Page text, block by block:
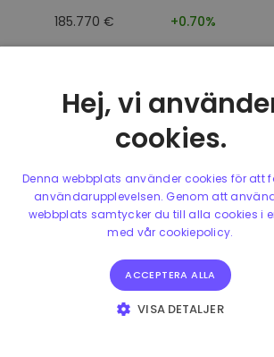
185.770 € +0.70%
0.864857 € 0.00%
1.170000 € -1.80%
Hej, vi
cookies.
Denna webbplats använder cookies för att
användarupplevelsen. Genom att
webbplats samtycker du till alla cookies i
med vår cookiepolicy.
ACCEPTERA ALLA
VISA DETALJER